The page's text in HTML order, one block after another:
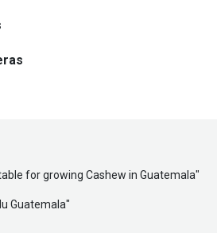
for growing Cashew in Guatemala"
Guatemala"